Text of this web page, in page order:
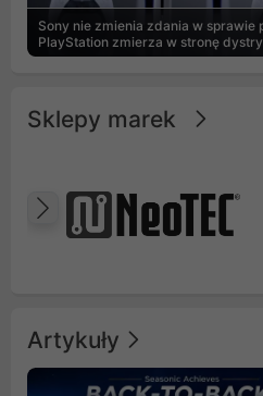
Sony nie zmienia zdania w sprawie
PlayStation zmierza w stronę
cyfrowej
Sklepy marek
Poprzedni
Artykuły